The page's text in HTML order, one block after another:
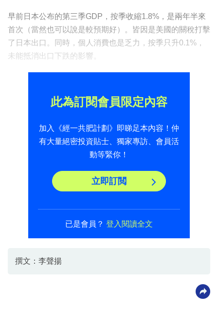
早前日本公布的第三季GDP，按季收縮1.8%，是兩年半來
首次（當然也可以說是較預期好）。皆因是美國的關稅打擊
了日本出口。同時，個人消費也是乏力，按季只升0.1%，
未能抵消出口下跌的影響。
此為訂閱會員限定內容
加入《經一共肥計劃》即睇足本內容！仲
有大量絕密投資貼士、獨家專訪、會員活
動等緊你！
立即訂閲
已是會員？ 登入閱讀全文
撰文：李聲揚